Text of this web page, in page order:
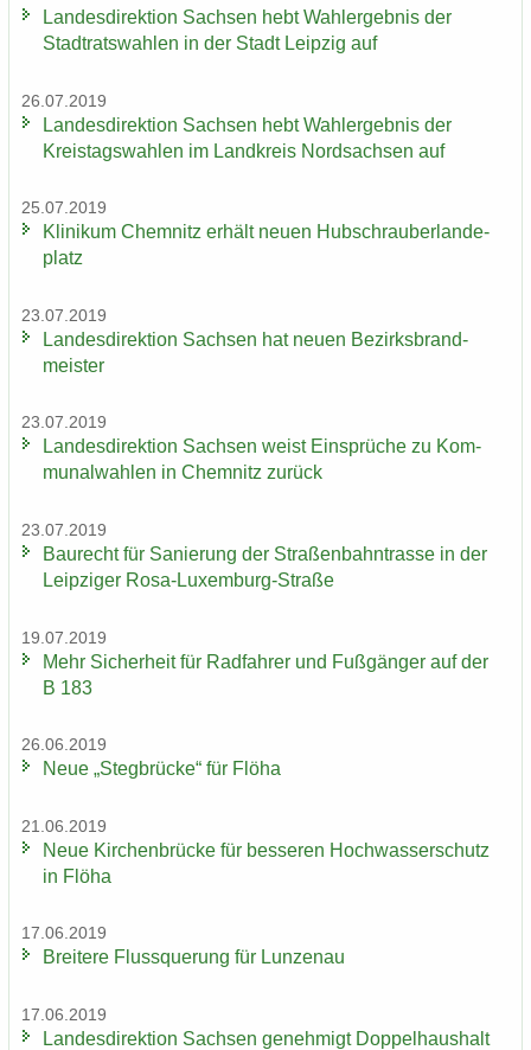
Lan­des­di­rek­ti­on Sach­sen hebt Wahl­er­geb­nis der
Stadt­rats­wah­len in der Stadt Leip­zig auf
26.07.2019
Lan­des­di­rek­ti­on Sach­sen hebt Wahl­er­geb­nis der
Kreis­tags­wah­len im Land­kreis Nord­sach­sen auf
25.07.2019
Kli­ni­kum Chem­nitz er­hält neuen Hub­schrau­ber­lan­de­
platz
23.07.2019
Lan­des­di­rek­ti­on Sach­sen hat neuen Be­zirks­brand­
meis­ter
23.07.2019
Lan­des­di­rek­ti­on Sach­sen weist Ein­sprü­che zu Kom­
mu­nal­wah­len in Chem­nitz zu­rück
23.07.2019
Bau­recht für Sa­nie­rung der Stra­ßen­bahn­tras­se in der
Leip­zi­ger Rosa-​Luxemburg-Straße
19.07.2019
Mehr Si­cher­heit für Rad­fah­rer und Fuß­gän­ger auf der
B 183
26.06.2019
Neue „Steg­brü­cke“ für Flöha
21.06.2019
Neue Kir­chen­brü­cke für bes­se­ren Hoch­was­ser­schutz
in Flöha
17.06.2019
Brei­te­re Fluss­que­rung für Lun­zen­au
17.06.2019
Lan­des­di­rek­ti­on Sach­sen ge­neh­migt Dop­pel­haus­halt